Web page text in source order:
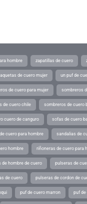
hombre zapatillas de cuero
de cuero mujer un puf de
de cuero para mujer sombreros
de cuero chile sombreros de cuero
cuero de canguro sofas de cuero
cuero para hombre sandalias de
hombre riñoneras de cuero para
de hombre de cuero pulseras de
de cuero pulseras de cordon de
puf de cuero marron puf de